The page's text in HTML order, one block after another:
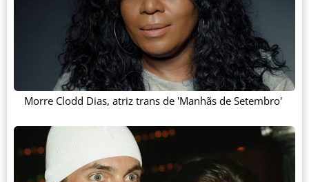
Morre Clodd Dias, atriz trans de 'Manhãs de Setembro'